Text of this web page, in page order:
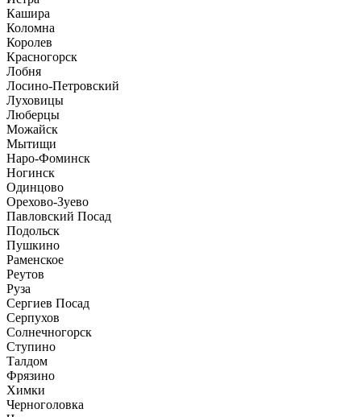
Кашира
Коломна
Королев
Красногорск
Лобня
Лосино-Петровский
Луховицы
Люберцы
Можайск
Мытищи
Наро-Фоминск
Ногинск
Одинцово
Орехово-Зуево
Павловский Посад
Подольск
Пушкино
Раменское
Реутов
Руза
Сергиев Посад
Серпухов
Солнечногорск
Ступино
Талдом
Фрязино
Химки
Черноголовка